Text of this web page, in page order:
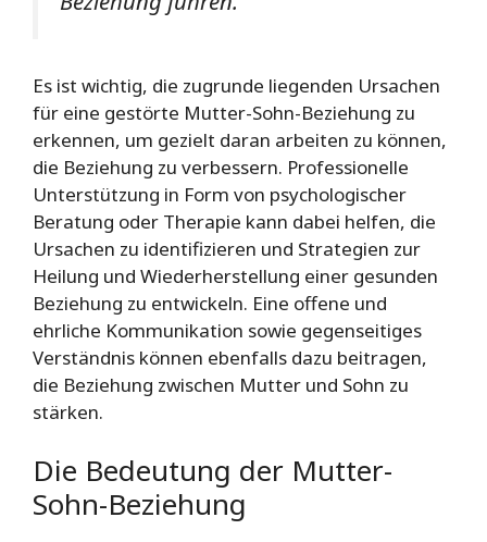
Es ist wichtig, die zugrunde liegenden Ursachen
für eine gestörte Mutter-Sohn-Beziehung zu
erkennen, um gezielt daran arbeiten zu können,
die Beziehung zu verbessern. Professionelle
Unterstützung in Form von psychologischer
Beratung oder Therapie kann dabei helfen, die
Ursachen zu identifizieren und Strategien zur
Heilung und Wiederherstellung einer gesunden
Beziehung zu entwickeln. Eine offene und
ehrliche Kommunikation sowie gegenseitiges
Verständnis können ebenfalls dazu beitragen,
die Beziehung zwischen Mutter und Sohn zu
stärken.
Die Bedeutung der Mutter-
Sohn-Beziehung